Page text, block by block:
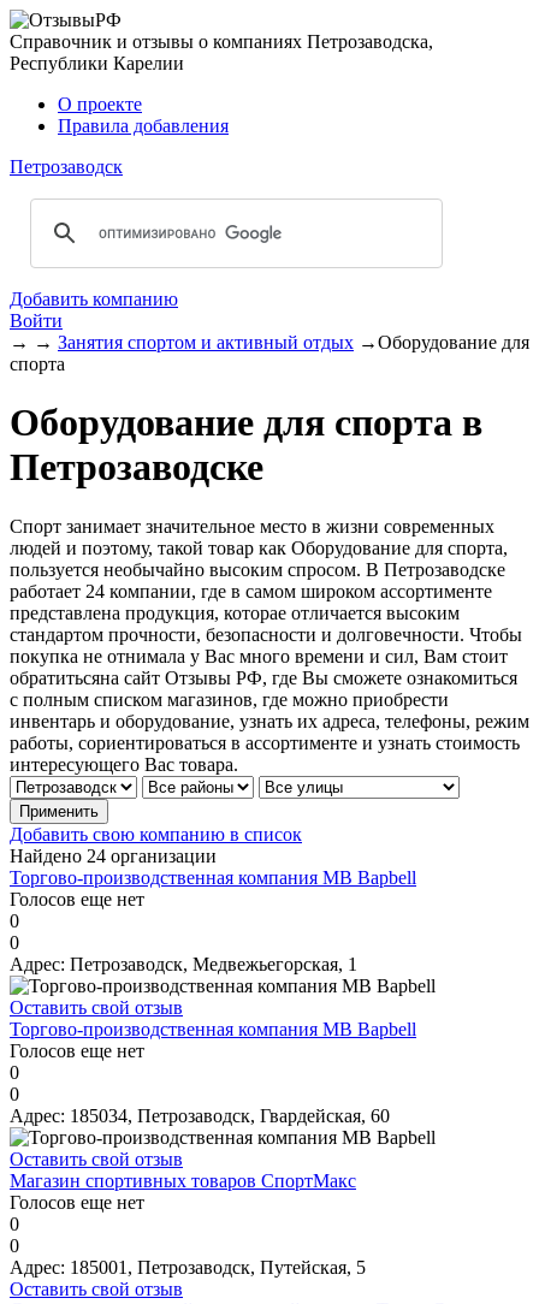
Справочник и отзывы о компаниях Петрозаводска,
Республики Карелии
О проекте
Правила добавления
Петрозаводск
Добавить компанию
Войти
→ → Занятия спортом и активный отдых →Оборудование для
спорта
Оборудование для спорта в
Петрозаводске
Спорт занимает значительное место в жизни современных
людей и поэтому, такой товар как Оборудование для спорта,
пользуется необычайно высоким спросом. В Петрозаводске
работает 24 компании, где в самом широком ассортименте
представлена продукция, которае отличается высоким
стандартом прочности, безопасности и долговечности. Чтобы
покупка не отнимала у Вас много времени и сил, Вам стоит
обратитьсяна сайт Отзывы РФ, где Вы сможете ознакомиться
с полным списком магазинов, где можно приобрести
инвентарь и оборудование, узнать их адреса, телефоны, режим
работы, сориентироваться в ассортименте и узнать стоимость
интересующего Вас товара.
Добавить свою компанию в список
Найдено 24 организации
Торгово-производственная компания MB Вapbell
Голосов еще нет
0
0
Адрес: Петрозаводск, Медвежьегорская, 1
Оставить свой отзыв
Торгово-производственная компания MB Вapbell
Голосов еще нет
0
0
Адрес: 185034, Петрозаводск, Гвардейская, 60
Оставить свой отзыв
Магазин спортивных товаров СпортМакс
Голосов еще нет
0
0
Адрес: 185001, Петрозаводск, Путейская, 5
Оставить свой отзыв